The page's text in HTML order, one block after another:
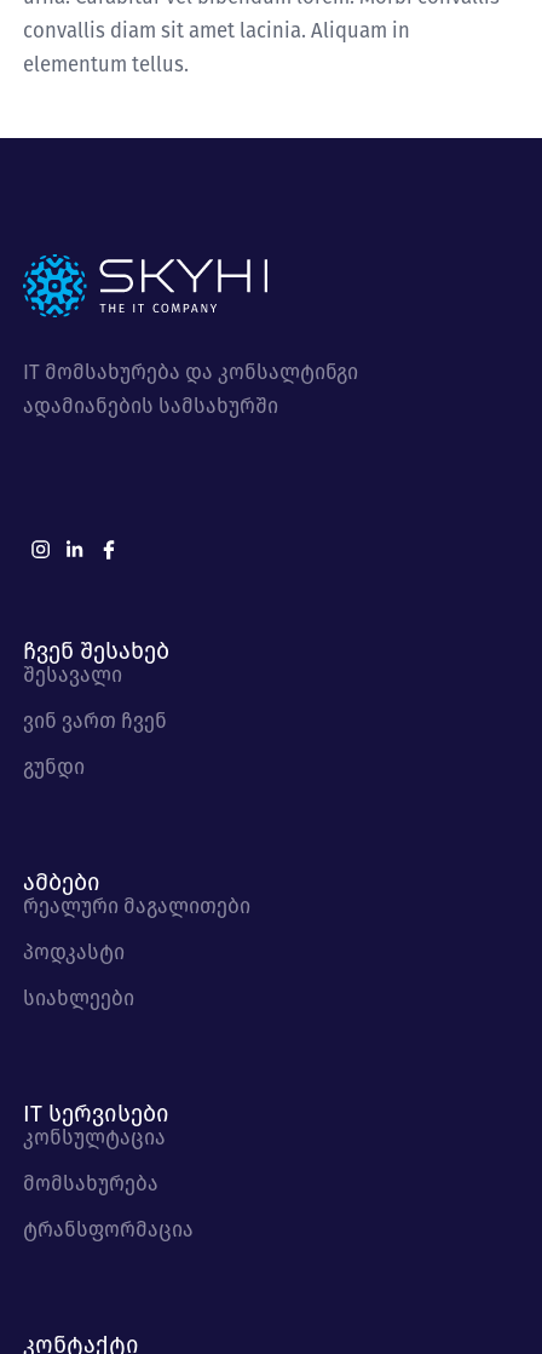
convallis diam sit amet lacinia. Aliquam in
elementum tellus.
IT მომსახურება და კონსალტინგი
ადამიანების სამსახურში
ჩვენ შესახებ
შესავალი
ვინ ვართ ჩვენ
გუნდი
ამბები
რეალური მაგალითები
პოდკასტი
სიახლეები
IT სერვისები
კონსულტაცია
მომსახურება
ტრანსფორმაცია
კონტაქტი